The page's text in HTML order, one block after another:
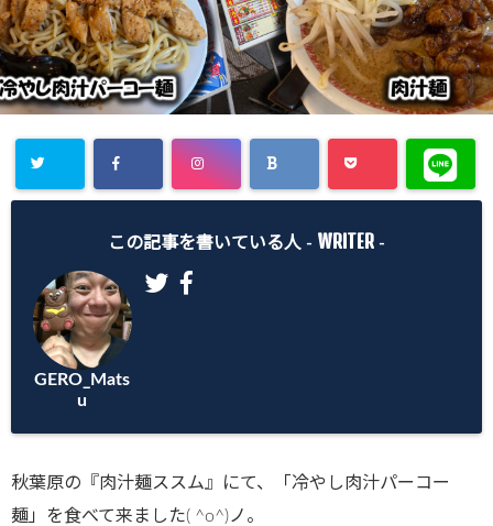
この記事を書いている人 - WRITER -
GERO_Mats
u
秋葉原の『肉汁麺ススム』にて、「冷やし肉汁パーコー
麺」を食べて来ました( ^o^)ノ。